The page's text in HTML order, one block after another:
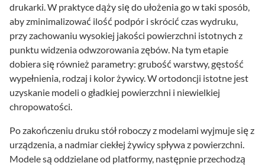
drukarki. W praktyce dąży się do ułożenia go w taki sposób,
aby zminimalizować ilość podpór i skrócić czas wydruku,
przy zachowaniu wysokiej jakości powierzchni istotnych z
punktu widzenia odwzorowania zębów. Na tym etapie
dobiera się również parametry: grubość warstwy, gęstość
wypełnienia, rodzaj i kolor żywicy. W ortodoncji istotne jest
uzyskanie modeli o gładkiej powierzchni i niewielkiej
chropowatości.
Po zakończeniu druku stół roboczy z modelami wyjmuje się z
urządzenia, a nadmiar ciekłej żywicy spływa z powierzchni.
Modele są oddzielane od platformy, następnie przechodzą